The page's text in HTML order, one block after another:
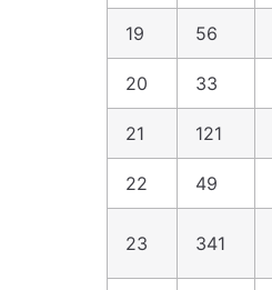
19 56
20 33
21 121
22 49
23 341